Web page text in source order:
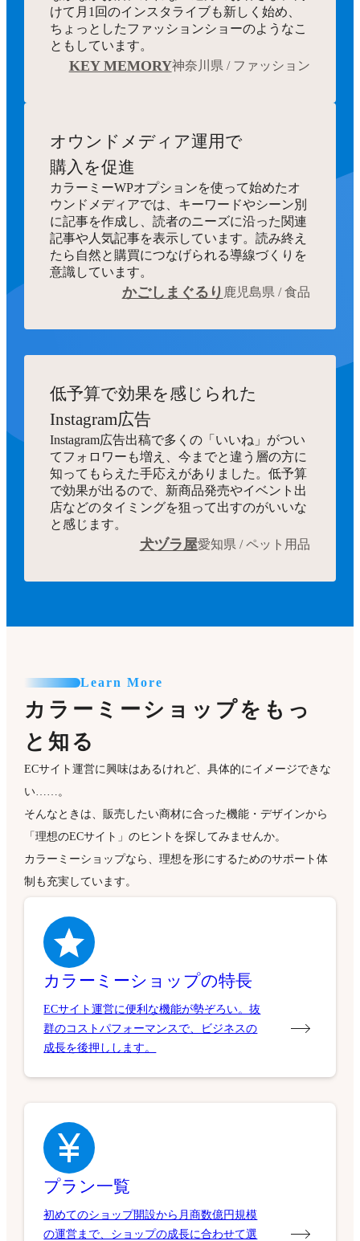
けて月1回のインスタライブも新しく始め、
ちょっとしたファッションショーのようなこ
ともしています。
KEY MEMORY神奈川県 / ファッション
オウンドメディア運用で
購入を促進
カラーミーWPオプションを使って始めたオ
ウンドメディアでは、キーワードやシーン別
に記事を作成し、読者のニーズに沿った関連
記事や人気記事を表示しています。読み終え
たら自然と購買につなげられる導線づくりを
意識しています。
かごしまぐるり 鹿児島県 / 食品
低予算で効果を感じられた
Instagram広告
Instagram広告出稿で多くの「いいね」がつい
てフォロワーも増え、今までと違う層の方に
知ってもらえた手応えがありました。低予算
で効果が出るので、新商品発売やイベント出
店などのタイミングを狙って出すのがいいな
と感じます。
犬ヅラ屋愛知県 / ペット用品
Learn More
カラーミーショップをもっ
と知る
ECサイト運営に興味はあるけれど、具体的にイメージできな
い……。
そんなときは、販売したい商材に合った機能・デザインから
「理想のECサイト」のヒントを探してみませんか。
カラーミーショップなら、理想を形にするためのサポート体
制も充実しています。
カラーミーショップの特長
ECサイト運営に便利な機能が勢ぞろい。抜
群のコストパフォーマンスで、ビジネスの
成長を後押しします。
プラン一覧
初めてのショップ開設から月商数億円規模
の運営まで、ショップの成長に合わせて選